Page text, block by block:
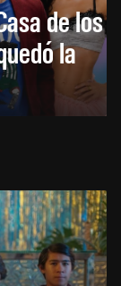
de los
la